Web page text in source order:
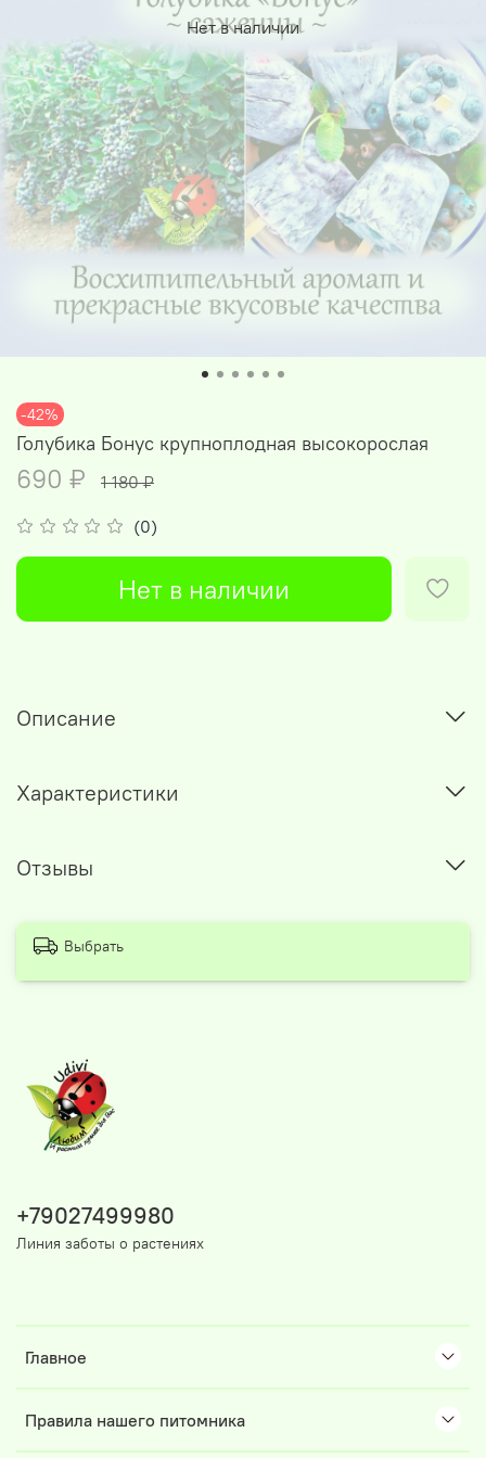
Нет в наличии
-42%
(0)
Голубика Бонус крупноплодная высокорослая
690 ₽ 1 180 ₽
Нет в наличии
Описание
Характеристики
Отзывы
Выбрать
Главное
Правила нашего питомника
+79027499980
Линия заботы о растениях